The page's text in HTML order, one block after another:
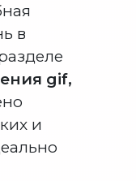
в
gif,
и